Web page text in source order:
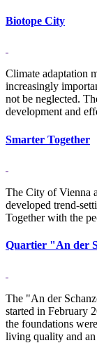
Bi­o­tope City
Climate adaptation
increasingly
not be neglected.
development and
Smarter To­gether
The City of Vienna
developed trend-
Together with the
Quar­tier "An der
The "An der
started in February
the foundations
living quality and an